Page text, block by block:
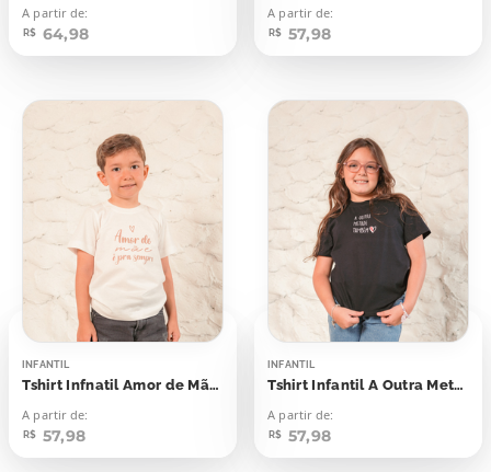
A partir de:
R$ 64,98
A partir de:
R$ 57,98
INFANTIL
Tshirt Infnatil Amor de Mãe É Para Sempre
A partir de:
R$ 57,98
INFANTIL
Tshirt Infantil A Outra Metade Tambem
A partir de:
R$ 57,98